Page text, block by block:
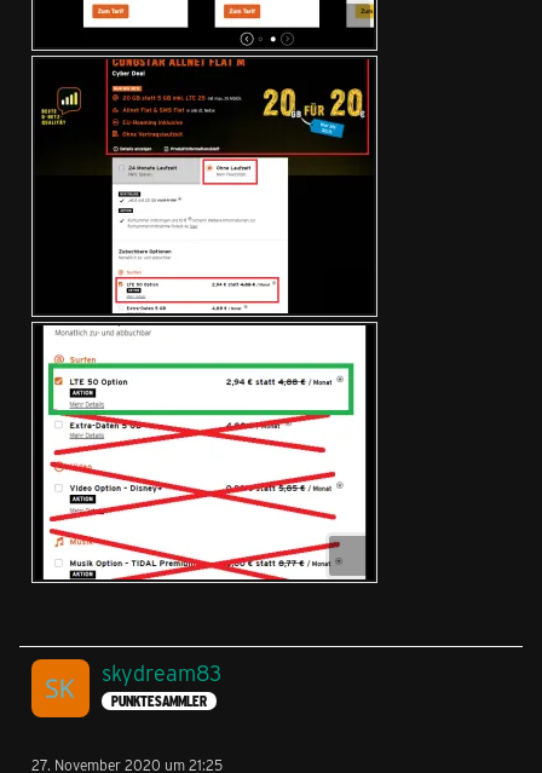
skydream83
PUNKTESAMMLER
27. November 2020 um 21:25